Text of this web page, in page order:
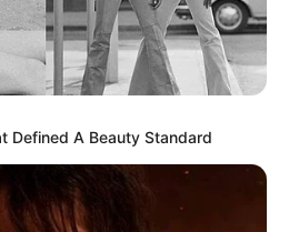
MONTERÍA
aplicaba! Capturan a
de varias menores en
Montería
Defined A Beauty Standard